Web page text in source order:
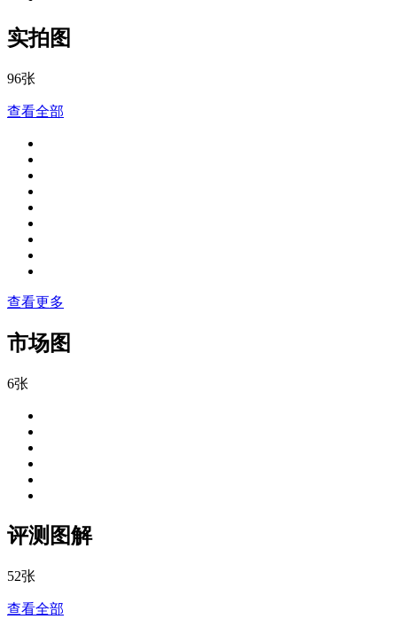
实拍图
96张
查看全部
查看更多
市场图
6张
评测图解
52张
查看全部